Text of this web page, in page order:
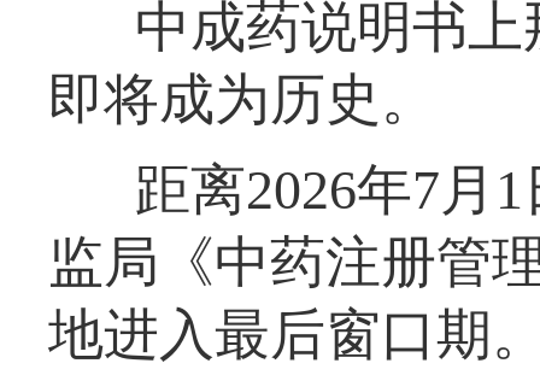
中成药说明书
即将成为历史。
距离2026年7月
监局《中药注册管
地进入最后窗口期